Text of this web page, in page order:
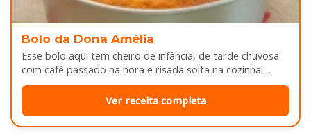
Bolo da Dona Amélia
Esse bolo aqui tem cheiro de infância, de tarde chuvosa
com café passado na hora e risada solta na cozinha!…
Ver receita completa